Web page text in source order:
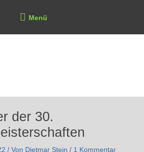
Menü
der 30.
/ Von Dietmar Stein / 1 Kommentar